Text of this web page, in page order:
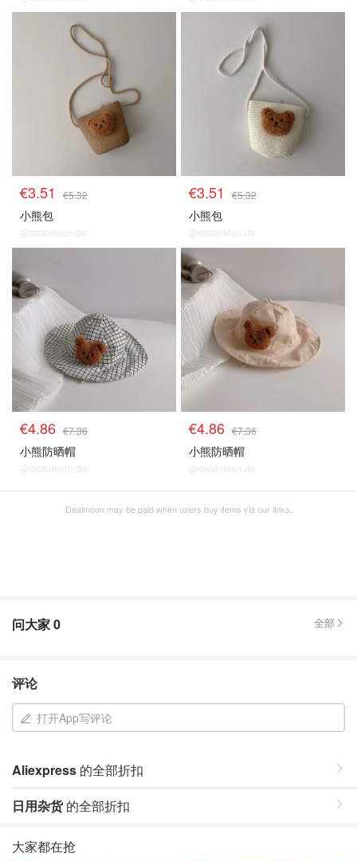
€3.51 €5.32
小熊包
@dealmoon.de
€3.51 €5.32
小熊包
@dealmoon.de
€4.86 €7.36
小熊防晒帽
@dealmoon.de
€4.86 €7.36
小熊防晒帽
@dealmoon.de
Dealmoon may be paid when users buy items via our links.
问大家0 全部
评论
打开App写评论
Aliexpress 的全部折扣
日用杂货的全部折扣
大家都在抢